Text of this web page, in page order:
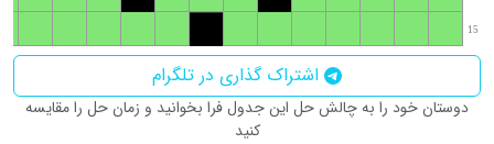
15
اشتراک گذاری در تلگرام
دوستان خود را به چالش حل این جدول فرا بخوانید و زمان حل را مقایسه
کنید